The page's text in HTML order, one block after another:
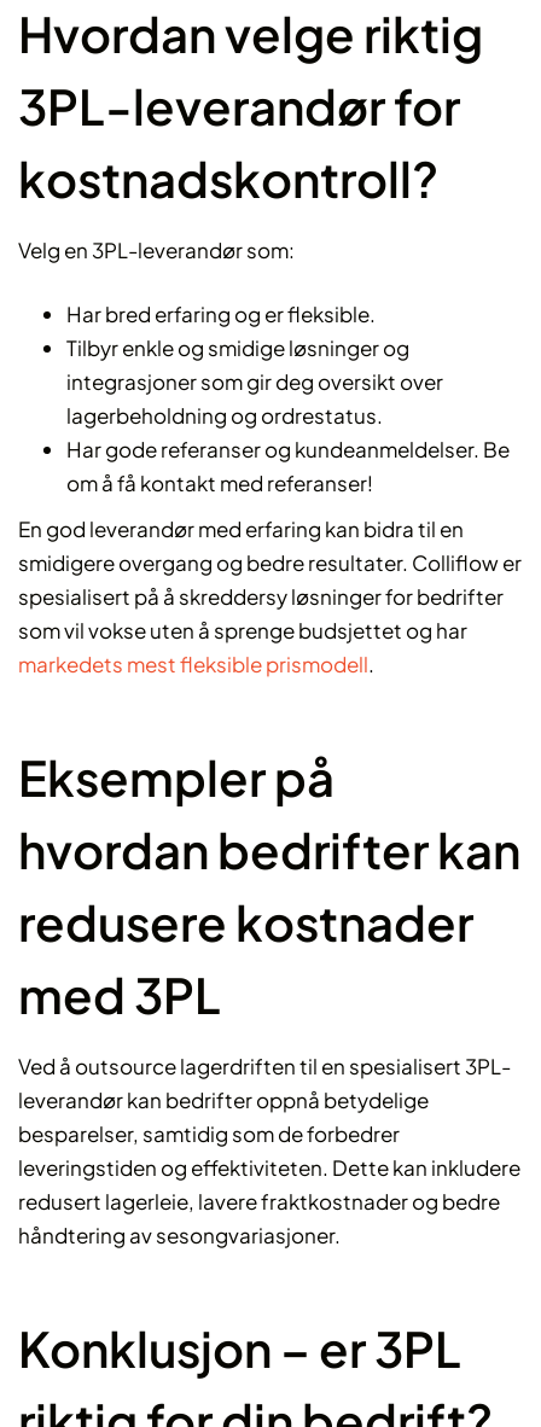
Hvordan velge riktig
3PL-leverandør for
kostnadskontroll?
Velg en 3PL-leverandør som:
Har bred erfaring og er fleksible.
Tilbyr enkle og smidige løsninger og
integrasjoner som gir deg oversikt over
lagerbeholdning og ordrestatus.
Har gode referanser og kundeanmeldelser. Be
om å få kontakt med referanser!
En god leverandør med erfaring kan bidra til en
smidigere overgang og bedre resultater. Colliflow er
spesialisert på å skreddersy løsninger for bedrifter
som vil vokse uten å sprenge budsjettet og har
markedets mest fleksible prismodell.
Eksempler på
hvordan bedrifter kan
redusere kostnader
med 3PL
Ved å outsource lagerdriften til en spesialisert 3PL-
leverandør kan bedrifter oppnå betydelige
besparelser, samtidig som de forbedrer
leveringstiden og effektiviteten. Dette kan inkludere
redusert lagerleie, lavere fraktkostnader og bedre
håndtering av sesongvariasjoner.
Konklusjon – er 3PL